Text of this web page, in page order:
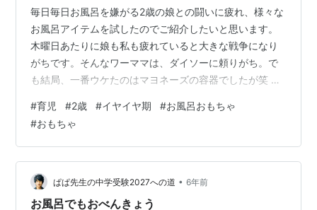
毎日毎日お風呂を嫌がる2歳の娘との闘いに疲れ、様々な
お風呂アイテムを試したのでご紹介したいと思います。
木曜日あたりに娘も私も疲れていると大きな戦争になり
がちです。そんなワーママは、ダイソーに頼りがち。で
も結局、一番ウケたのはマヨネーズの容器でしたが笑 あ
イテム娘に長期間ウケたランキング★BEST3★ 第一位
マヨネーズの容器 第二位 花王のバブ 第三位 製氷機で作
った氷ボム ランク外 お風呂グッツ 【素材そのまま】あ
らゆるカップとスプーン 【手作り】クリアファイルのペ
タッとシート 【ダイソー】水でふくらむスポンジ 【ダイ
ソー】お風呂でペタッと…
#育児 #2歳 #イヤイヤ期 #お風呂おもちゃ
#おもちゃ
ぱぱ先生の中学受験2027への道 • 6年前
お風呂でもおべんきょう